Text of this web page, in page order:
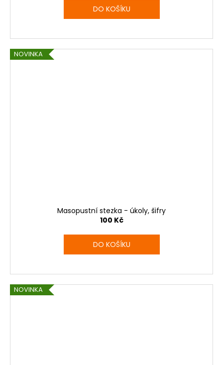
DO KOŠÍKU
NOVINKA
Masopustní stezka - úkoly, šifry
100 Kč
DO KOŠÍKU
NOVINKA